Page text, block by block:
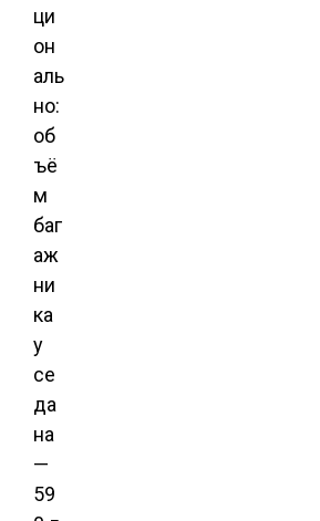
ци
он
аль
но:
об
ъё
м
баг
аж
ни
ка
у
се
да
на
—
59